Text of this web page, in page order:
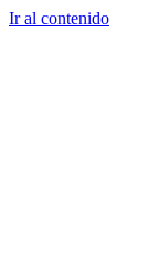
Ir al contenido